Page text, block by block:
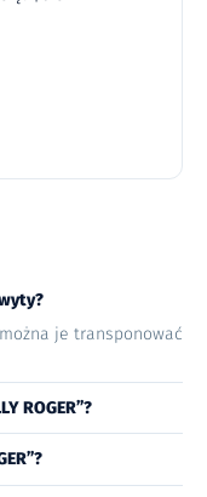
je transponować
ROGER”?